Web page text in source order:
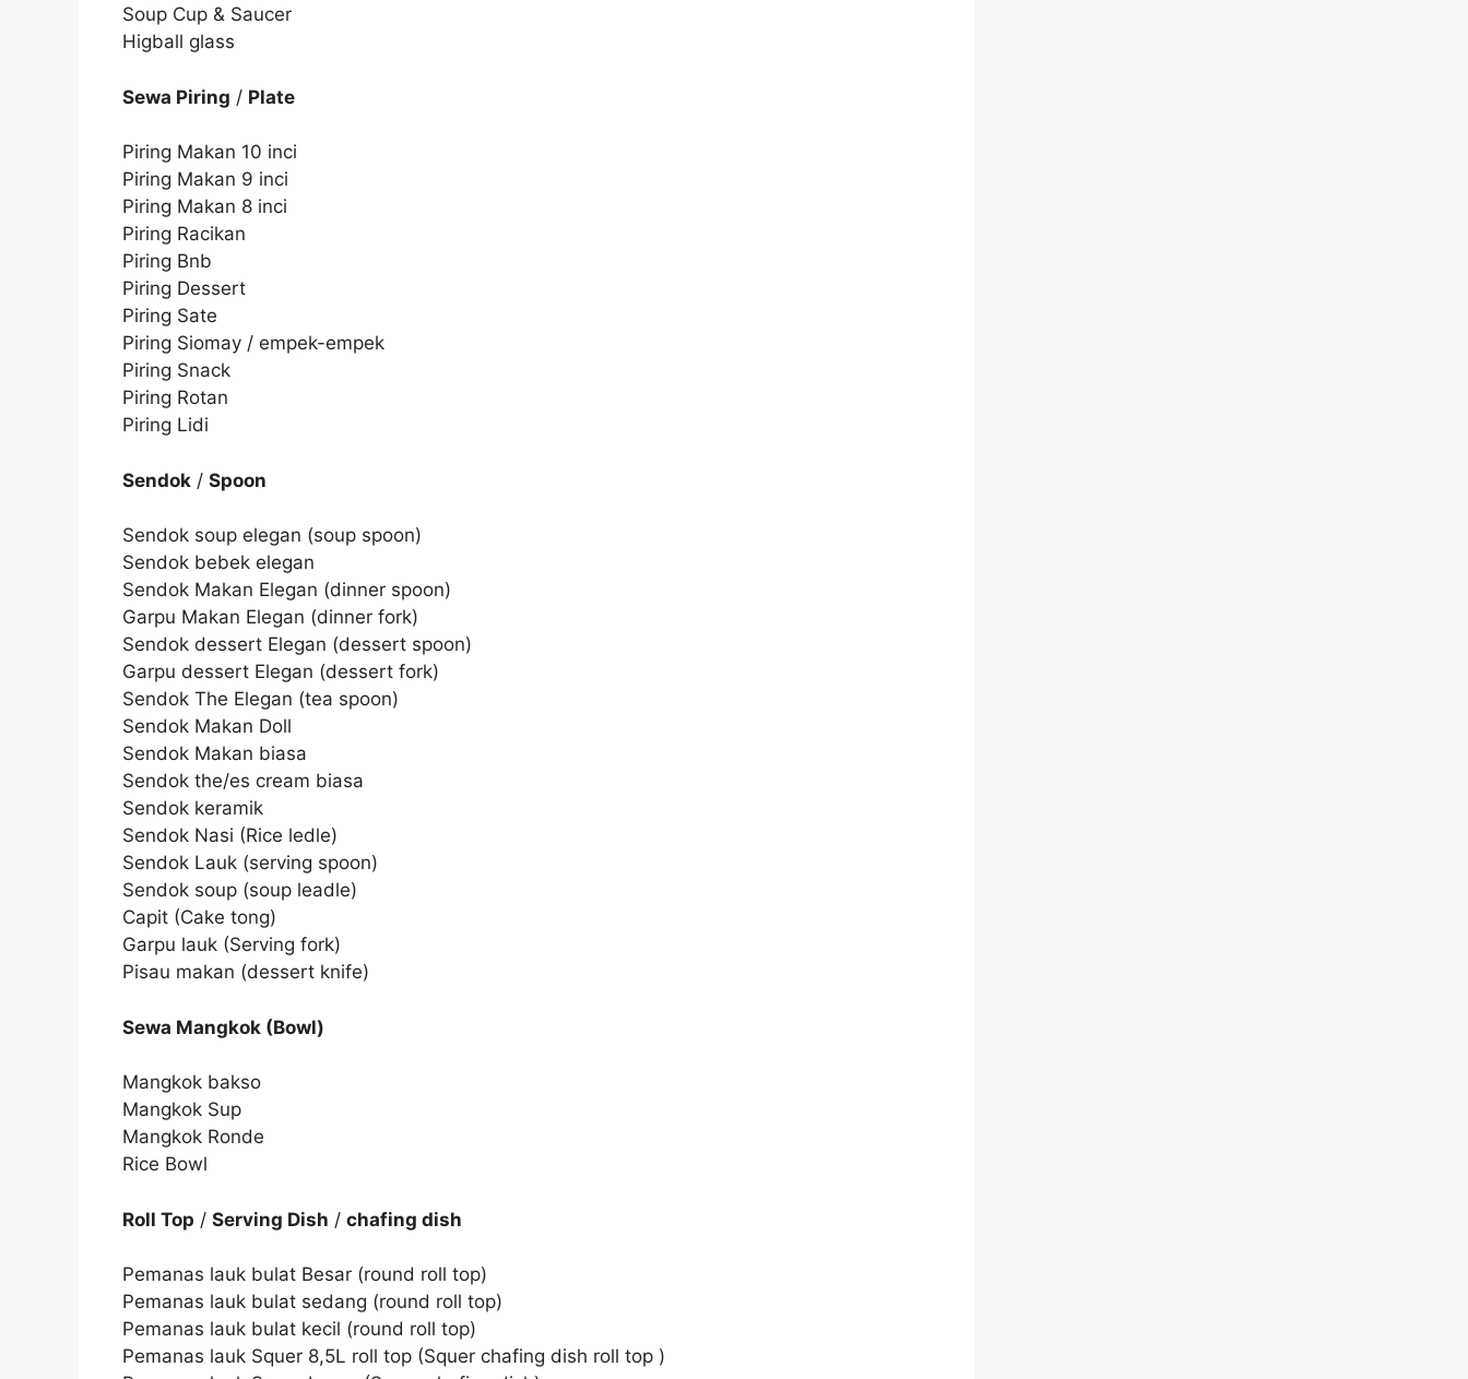
Soup Cup & Saucer
Higball glass
Sewa Piring / Plate
Piring Makan 10 inci
Piring Makan 9 inci
Piring Makan 8 inci
Piring Racikan
Piring Bnb
Piring Dessert
Piring Sate
Piring Siomay / empek-empek
Piring Snack
Piring Rotan
Piring Lidi
Sendok / Spoon
Sendok soup elegan (soup spoon)
Sendok bebek elegan
Sendok Makan Elegan (dinner spoon)
Garpu Makan Elegan (dinner fork)
Sendok dessert Elegan (dessert spoon)
Garpu dessert Elegan (dessert fork)
Sendok The Elegan (tea spoon)
Sendok Makan Doll
Sendok Makan biasa
Sendok the/es cream biasa
Sendok keramik
Sendok Nasi (Rice ledle)
Sendok Lauk (serving spoon)
Sendok soup (soup leadle)
Capit (Cake tong)
Garpu lauk (Serving fork)
Pisau makan (dessert knife)
Sewa Mangkok (Bowl)
Mangkok bakso
Mangkok Sup
Mangkok Ronde
Rice Bowl
Roll Top / Serving Dish / chafing dish
Pemanas lauk bulat Besar (round roll top)
Pemanas lauk bulat sedang (round roll top)
Pemanas lauk bulat kecil (round roll top)
Pemanas lauk Squer 8,5L roll top (Squer chafing dish roll top )